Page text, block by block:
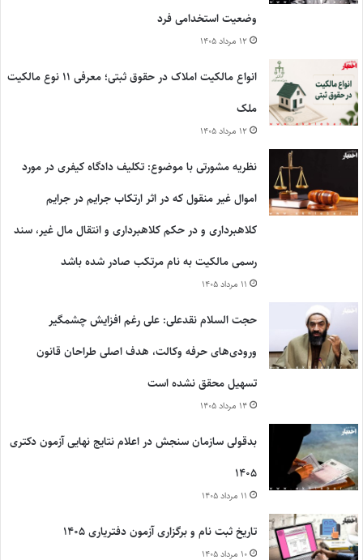
وضعیت استخدامی فرد
۱۲ مرداد ۱۴۰۵
انواع مالکیت املاک در حقوق ثبتی؛ معرفی ۱۱ نوع مالکیت
ملک
۱۲ مرداد ۱۴۰۵
نظریه مشورتی با موضوع: تکلیف دادگاه کیفری در مورد
اموال غیر منقول که در اثر ارتکاب جرایم در جرایم
کلاهبرداری و در حکم کلاهبرداری و انتقال مال غیر، سند
رسمی مالکیت به نام مرتکب صادر شده باشد
۱۱ مرداد ۱۴۰۵
حجت السلام نقدعلی: علی رغم افزایش چشمگیر
ورودی‌های حرفه وکالت، هدف اصلی طراحان قانون
تسهیل محقق نشده است
۱۴ مرداد ۱۴۰۵
بدقولی سازمان سنجش در اعلام نتایج نهایی آزمون دکتری
۱۴۰۵
۱۱ مرداد ۱۴۰۵
تاریخ ثبت نام و برگزاری آزمون دفتریاری ۱۴۰۵
۱۰ مرداد ۱۴۰۵